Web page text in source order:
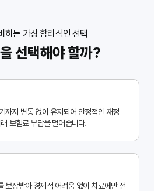
하는 가장 합리적인 선택
선택해야 할까?
까지 변동 없이 유지되어 안정적인 재정
보험료 부담을 덜어줍니다.
보장받아 경제적 어려움 없이 치료에만 전